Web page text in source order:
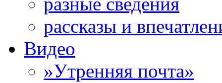
рассказы и
Видео
»Утренняя почта»